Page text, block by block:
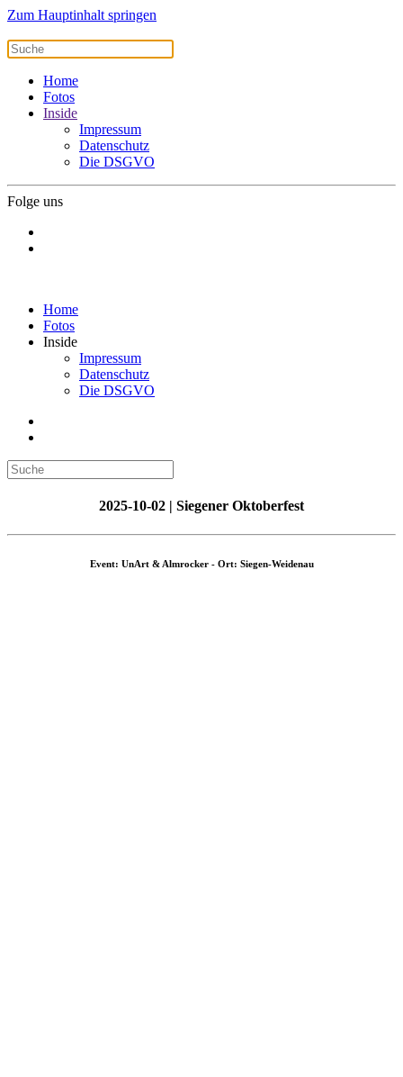
Zum Hauptinhalt springen
Home
Fotos
Inside
Impressum
Datenschutz
Die DSGVO
Folge uns
Home
Fotos
Inside
Impressum
Datenschutz
Die DSGVO
2025-10-02 | Siegener Oktoberfest
Event: UnArt & Almrocker - Ort: Siegen-Weidenau